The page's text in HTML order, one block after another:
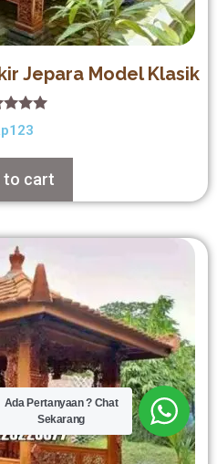
Jepara Model Klasik
5.00
of 5
123
to cart
Ada Pertanyaan ? Chat
Sekarang